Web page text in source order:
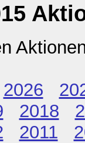
2026
2018
2011